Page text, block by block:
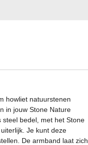
howliet natuurstenen
in jouw Stone Nature
steel bedel, met het Stone
Je kunt deze
De armband laat zich